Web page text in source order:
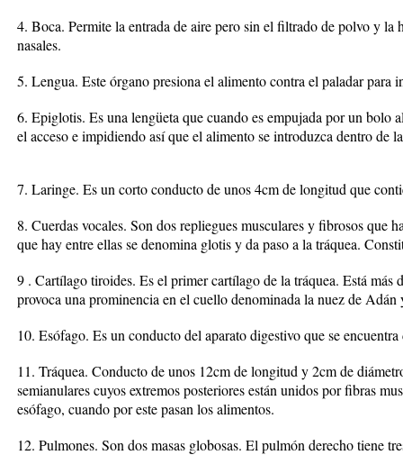
4. Boca. Permite la entrada de aire pero sin el filtrado de polvo y
nasales.
5. Lengua. Este órgano presiona el alimento contra el paladar para
6. Epiglotis. Es una lengüeta que cuando es empujada por un bolo
el acceso e impidiendo así que el alimento se introduzca dentro de
7. Laringe. Es un corto conducto de unos 4cm de longitud que
8. Cuerdas vocales. Son dos repliegues musculares y fibrosos que
que hay entre ellas se denomina glotis y da paso a la tráquea.
9 . Cartílago tiroides. Es el primer cartílago de la tráquea. Está más
provoca una prominencia en el cuello denominada la nuez de Adán
10. Esófago. Es un conducto del aparato digestivo que se encuentra
11. Tráquea. Conducto de unos 12cm de longitud y 2cm de
semianulares cuyos extremos posteriores están unidos por fibras
esófago, cuando por este pasan los alimentos.
12. Pulmones. Son dos masas globosas. El pulmón derecho tiene